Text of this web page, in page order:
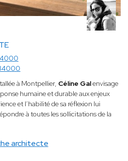
architecte
à Montpellier, Céline Galenvisage
humaine et durable aux enjeux
et l’habilité de sa réflexion lui
à toutes les sollicitations de la